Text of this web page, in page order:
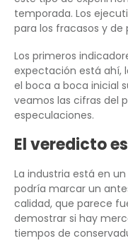
temporada. Los
para los fracasos y de
Los primeros
expectación está ahí,
el boca a boca inicial
veamos las cifras del
especulaciones.
El veredicto
La industria está en
podría marcar un
calidad, que parece
demostrar si hay
tiempos de